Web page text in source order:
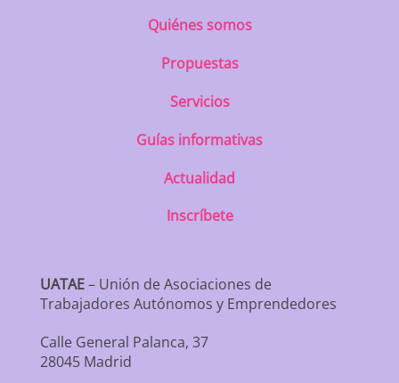
Quiénes somos
Propuestas
Servicios
Guías informativas
Actualidad
Inscríbete
UATAE– Unión de Asociaciones de
Trabajadores Autónomos y Emprendedores
Calle General Palanca, 37
28045 Madrid